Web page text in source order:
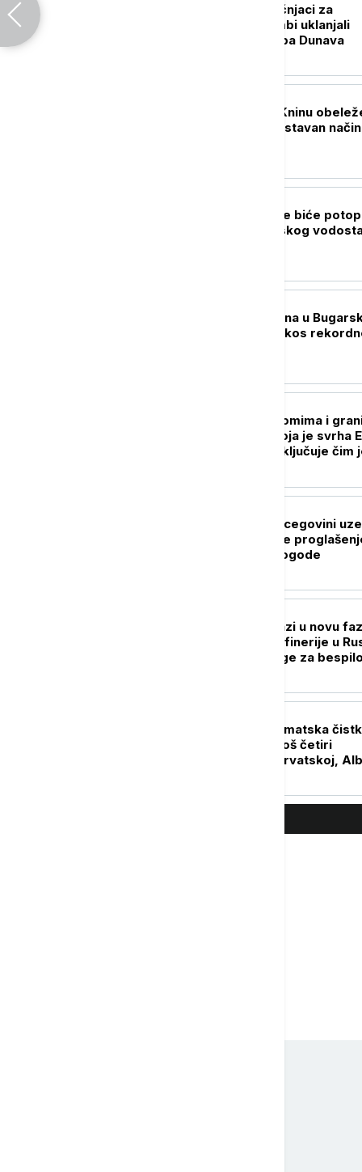
Budimpešta: Stručnjaci za
deaktiviranje bombi uklanjali
eksploziv sa nasipa Dunava
Pupovac: Oluja u Kninu
na drastično antiustavan način
ANAR: Četiri barže biće
u Dunavu zbog niskog
Nuklearna elektrana u
radi normalno uprkos
Redovi na aerodromima i
prelazima u EU: Koja je svrha
sistema ako se isključuje čim
Suša u Bosni i Hercegovini
danak: Ratari traže
elementarne nepogode
Rat dronovima ulazi u novu
Ukrajina napala rafinerije u
Putin formira snage za
Nastavlja se diplomatska
Zelenski smenio još četiri
ambasadora - u Hrvatskoj,